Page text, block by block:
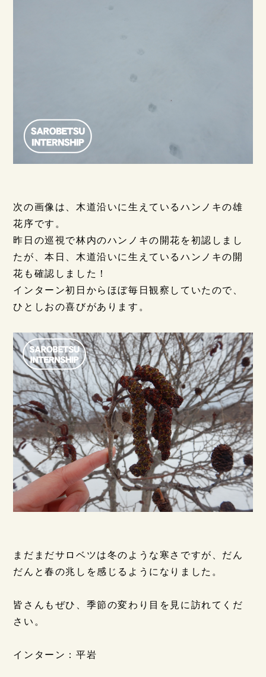
次の画像は、木道沿いに生えているハンノキの雄
花序です。
昨日の巡視で林内のハンノキの開花を初認しまし
たが、本日、木道沿いに生えているハンノキの開
花も確認しました！
インターン初日からほぼ毎日観察していたので、
ひとしおの喜びがあります。
まだまだサロベツは冬のような寒さですが、だん
だんと春の兆しを感じるようになりました。
皆さんもぜひ、季節の変わり目を見に訪れてくだ
さい。
インターン：平岩